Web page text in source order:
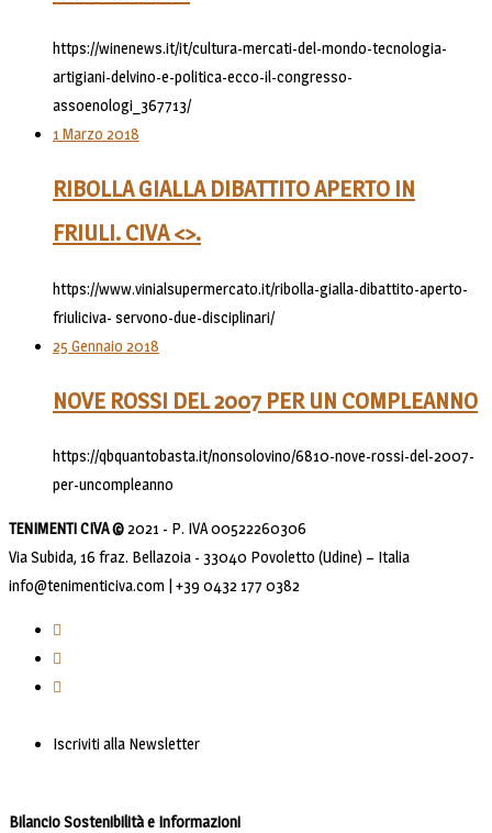
https://winenews.it/it/cultura-mercati-del-mondo-tecnologia-
artigiani-delvino-e-politica-ecco-il-congresso-
assoenologi_367713/
1 Marzo 2018
RIBOLLA GIALLA DIBATTITO APERTO IN
FRIULI. CIVA <>.
https://www.vinialsupermercato.it/ribolla-gialla-dibattito-aperto-
friuliciva- servono-due-disciplinari/
25 Gennaio 2018
NOVE ROSSI DEL 2007 PER UN COMPLEANNO
https://qbquantobasta.it/nonsolovino/6810-nove-rossi-del-2007-
per-uncompleanno
TENIMENTI CIVA ©2021 - P. IVA 00522260306
Via Subida, 16 fraz. Bellazoia - 33040 Povoletto (Udine) – Italia
info@tenimenticiva.com | +39 0432 177 0382
Iscriviti alla Newsletter
Bilancio Sostenibilità e Informazioni